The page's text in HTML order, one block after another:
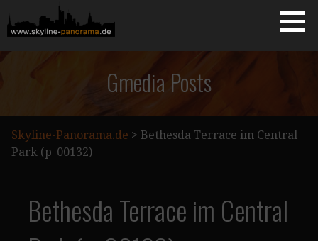
Inhalt
springen
SKYLINE-PANORAMA.DE
Gmedia Posts
Skyline-Panorama.de > Bethesda Terrace im Central
Park (p_00132)
Bethesda Terrace im Central